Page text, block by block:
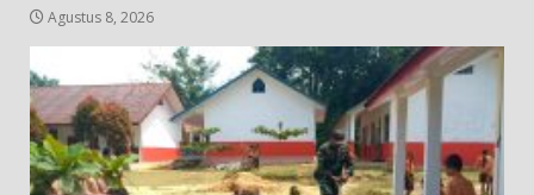
Agustus 8, 2026